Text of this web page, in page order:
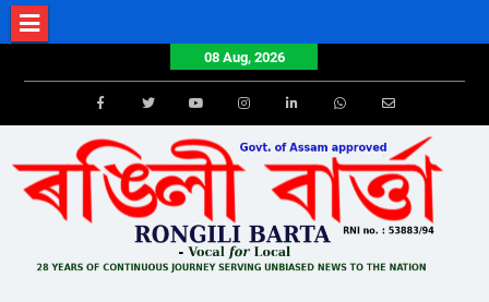
Skip
to
08 Aug, 2026
FacebookTwitterYoutube Email